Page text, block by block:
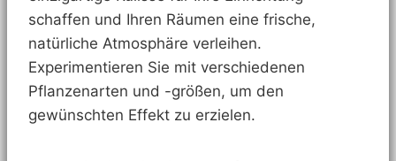
schaffen und Ihren Räumen eine frische,
natürliche Atmosphäre verleihen.
Experimentieren Sie mit verschiedenen
Pflanzenarten und -größen, um den
gewünschten Effekt zu erzielen.